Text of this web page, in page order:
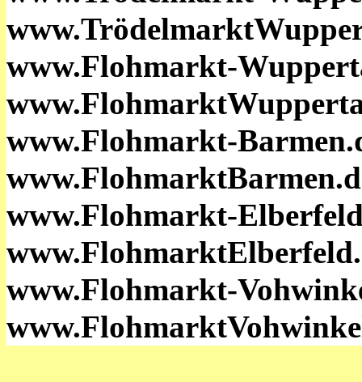
www.Flohmarkt-
www.Flohmarkt-
www.Flohmarkt-
www.Flohmarkt-